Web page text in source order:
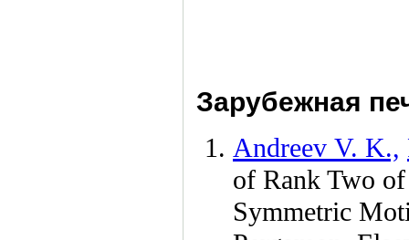
Зарубежная
Andreev V. K.,
of Rank Two
Symmetric